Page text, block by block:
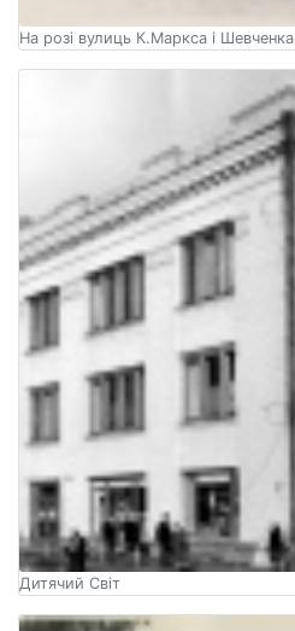
На розі вулиць К.Маркса і Шевченка
Дитячий Світ